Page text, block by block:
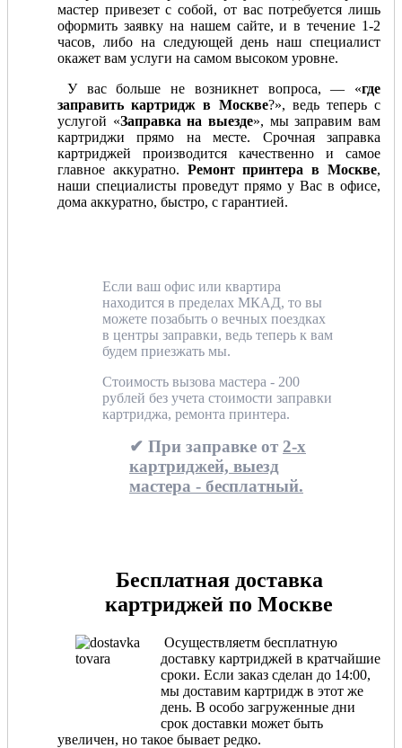
мастер привезет с собой, от вас потребуется лишь
оформить заявку на нашем сайте, и в течение 1-2
часов, либо на следующей день наш специалист
окажет вам услуги на самом высоком уровне.
У вас больше не возникнет вопроса, — «где
заправить картридж в Москве?», ведь теперь с
услугой «Заправка на выезде», мы заправим вам
картриджи прямо на месте. Срочная заправка
картриджей производится качественно и самое
главное аккуратно. Ремонт принтера в Москве,
наши специалисты проведут прямо у Вас в офисе,
дома аккуратно, быстро, с гарантией.
Если ваш офис или квартира
находится в пределах МКАД, то вы
можете позабыть о вечных поездках
в центры заправки, ведь теперь к вам
будем приезжать мы.
Стоимость вызова мастера - 200
рублей без учета стоимости заправки
картриджа, ремонта принтера.
✔ При заправке от 2-х
картриджей, выезд
мастера - бесплатный.
Бесплатная доставка
картриджей по Москве
Осуществляетм бесплатную
доставку картриджей в кратчайшие
сроки. Если заказ сделан до 14:00,
мы доставим картридж в этот же
день. В особо загруженные дни
срок доставки может быть
увеличен, но такое бывает редко.